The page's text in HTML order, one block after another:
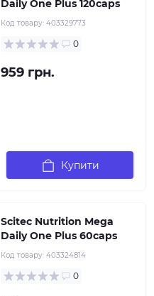
Daily One Plus 120caps
Код товару: 403329773
0
959 грн.
Купити
Scitec Nutrition Mega
Daily One Plus 60caps
Код товару: 403324814
0